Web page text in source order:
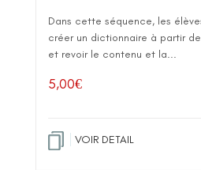
Dans cette séquence, les
créer un dictionnaire à partir
et revoir le contenu et la...
5,00€
VOIR DETAIL